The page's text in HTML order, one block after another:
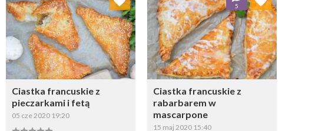
Ciastka francuskie z
pieczarkami i fetą
05 cze 2020 19:20
Wybierz listę:
Ciastka francuskie z
rabarbarem w
mascarpone
15 maj 2020 15:40
5
Wybierz listę: